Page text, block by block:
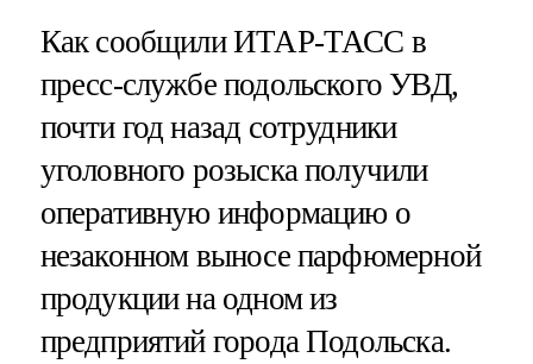
Как сообщили ИТАР-ТАСС в
пресс-службе подольского УВД,
почти год назад сотрудники
уголовного розыска получили
оперативную информацию о
незаконном выносе парфюмерной
продукции на одном из
предприятий города Подольска.